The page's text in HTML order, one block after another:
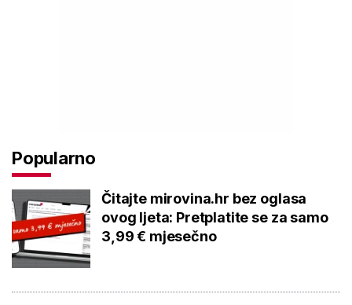
Popularno
Čitajte mirovina.hr bez oglasa
ovog ljeta: Pretplatite se za samo
3,99 € mjesečno